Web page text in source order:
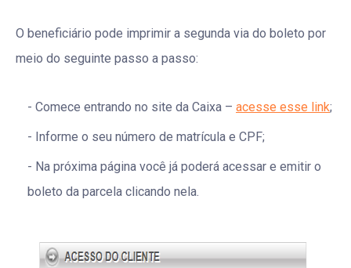
O beneficiário pode imprimir a segunda via do boleto por
meio do seguinte passo a passo:
Comece entrando no site da Caixa – acesse esse link;
Informe o seu número de matrícula e CPF;
Na próxima página você já poderá acessar e emitir o
boleto da parcela clicando nela.